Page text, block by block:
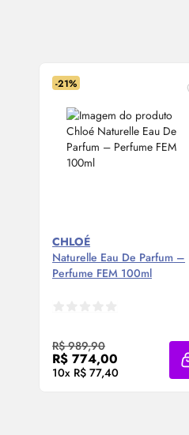
-21%
CHLOÉ
Naturelle Eau De Parfum –
Perfume FEM 100ml
R$ 989,90
R$ 774,00
10x R$ 77,40
Compre Agora ❯